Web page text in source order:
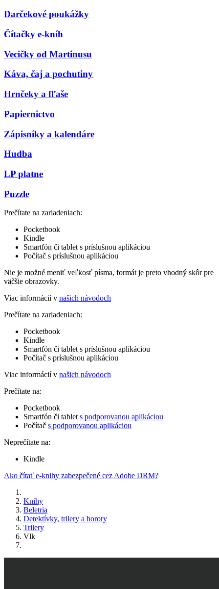
Darčekové poukážky
Čítačky e-kníh
Vecičky od Martinusu
Káva, čaj a pochutiny
Hrnčeky a fľaše
Papiernictvo
Zápisníky a kalendáre
Hudba
LP platne
Puzzle
Prečítate na zariadeniach:
Pocketbook
Kindle
Smartfón či tablet s príslušnou aplikáciou
Počítač s príslušnou aplikáciou
Nie je možné meniť veľkosť písma, formát je preto vhodný skôr pre
väčšie obrazovky.
Viac informácií v našich návodoch
Prečítate na zariadeniach:
Pocketbook
Kindle
Smartfón či tablet s príslušnou aplikáciou
Počítač s príslušnou aplikáciou
Viac informácií v našich návodoch
Prečítate na:
Pocketbook
Smartfón či tablet s podporovanou aplikáciou
Počítač s podporovanou aplikáciou
Neprečítate na:
Kindle
Ako čítať e-knihy zabezpečené cez Adobe DRM?
Knihy
Beletria
Detektívky, trilery a horory
Trilery
Vlk